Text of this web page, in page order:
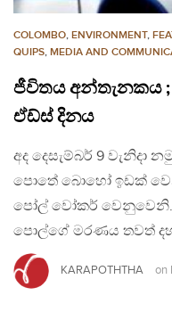
COLOMBO, ENVIRONMENT,
QUIPS, MEDIA AND
ජීවිතය
ඒඩ්ස් දිනය
අද දෙසැම්බර් 9 වැනිදා
පොතේ බොහෝ ඉඩක්
පෝල් වෝකර් වෙනුවෙනි.
පොල්ගේ මරණය තවත්
KARAPOTHTHA on